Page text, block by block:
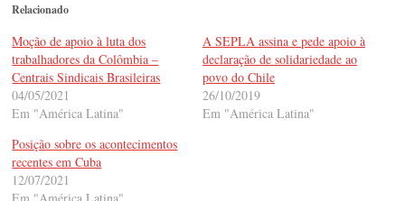
Relacionado
Moção de apoio à luta dos
trabalhadores da Colômbia –
Centrais Sindicais Brasileiras
04/05/2021
Em "América Latina"
A SEPLA assina e pede apoio à
declaração de solidariedade ao
povo do Chile
26/10/2019
Em "América Latina"
Posição sobre os acontecimentos
recentes em Cuba
12/07/2021
Em "América Latina"